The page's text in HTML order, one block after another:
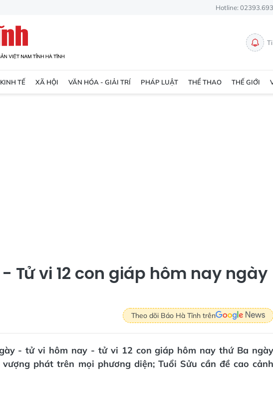
Hotline:
KINH TẾ XÃ HỘI VĂN HÓA - GIẢI TRÍ PHÁP LUẬT THỂ THAO THẾ GIỚI
Tử vi 12 con giáp hôm nay ngày
Theo dõi Báo Hà Tĩnh trên
- tử vi hôm nay - tử vi 12 con giáp hôm nay thứ Ba ngày
phát trên mọi phương diện; Tuổi Sửu cần đề cao cảnh